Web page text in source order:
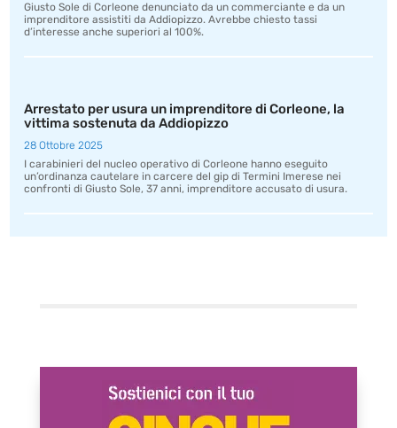
Giusto Sole di Corleone denunciato da un commerciante e da un
imprenditore assistiti da Addiopizzo. Avrebbe chiesto tassi
d’interesse anche superiori al 100%.
Arrestato per usura un imprenditore di Corleone, la
vittima sostenuta da Addiopizzo
28 Ottobre 2025
I carabinieri del nucleo operativo di Corleone hanno eseguito
un’ordinanza cautelare in carcere del gip di Termini Imerese nei
confronti di Giusto Sole, 37 anni, imprenditore accusato di usura.